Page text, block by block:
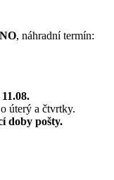
, náhradní termín:
11.08.
úterý a čtvrtky.
doby pošty.